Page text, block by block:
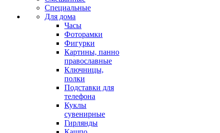
Специальные
Для дома
Часы
Фоторамки
Фигурки
Картины, панно
православные
Ключницы,
полки
Подставки для
телефона
Куклы
сувенирные
Гирлянды